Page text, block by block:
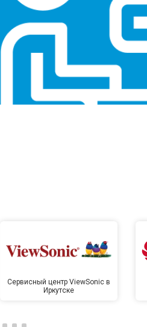
Сервисный центр ViewSonic в
Иркутске